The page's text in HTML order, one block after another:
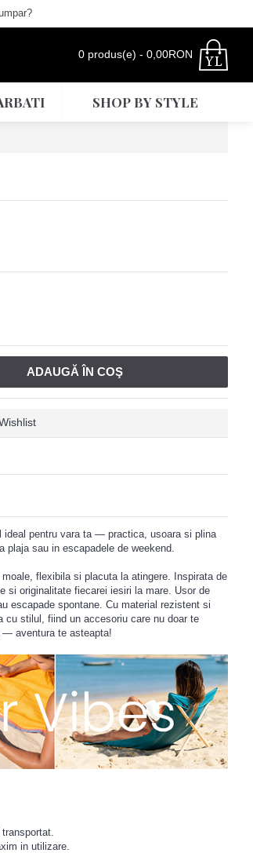
0 produs(e) - 0,00RON
SHOP BY STYLE
ADAUGĂ ÎN COŞ
ideal pentru vara ta — practica, usoara si plina
plaja sau in escapadele de weekend.
flexibila si placuta la atingere. Inspirata de
si originalitate fiecarei iesiri la mare. Usor de
escapade spontane. Cu material rezistent si
cu stilul, fiind un accesoriu care nu doar te
— aventura te asteapta!
in utilizare.